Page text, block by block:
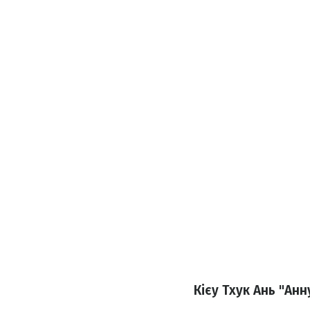
Кієу Тхук Ань